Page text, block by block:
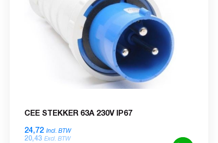
CEE STEKKER 63A 230V IP67
24,72 Incl. BTW
20,43 Excl. BTW